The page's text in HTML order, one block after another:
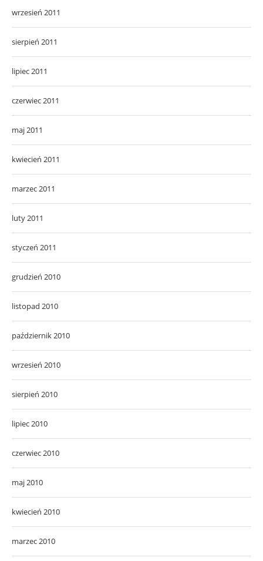
wrzesień 2011
sierpień 2011
lipiec 2011
czerwiec 2011
maj 2011
kwiecień 2011
marzec 2011
luty 2011
styczeń 2011
grudzień 2010
listopad 2010
październik 2010
wrzesień 2010
sierpień 2010
lipiec 2010
czerwiec 2010
maj 2010
kwiecień 2010
marzec 2010